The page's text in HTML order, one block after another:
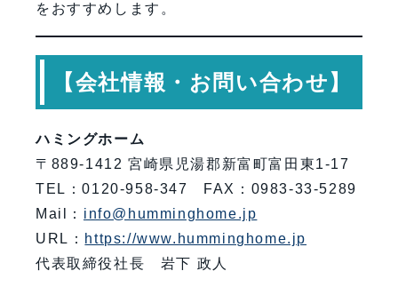
をおすすめします。
【会社情報・お問い合わせ】
ハミングホーム
〒889-1412 宮崎県児湯郡新富町富田東1-17
TEL：0120-958-347 FAX：0983-33-5289
Mail： info@humminghome.jp
URL： https://www.humminghome.jp
代表取締役社長 岩下 政人